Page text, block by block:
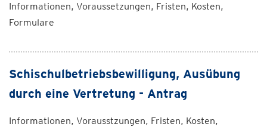
Informationen, Voraussetzungen, Fristen, Kosten,
Formulare
Schischulbetriebsbewilligung, Ausübung
durch eine Vertretung - Antrag
Informationen, Vorausstzungen, Fristen, Kosten,